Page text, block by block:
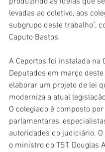
levadas ao coletivo, aos
subgrupo deste trabalho”,
Caputo Bastos.
A Ceportos foi instalada na
Deputados em março
elaborar um projeto de lei
moderniza a atual
O colegiado é composto por
parlamentares,
autoridades do judiciário.
o ministro do TST, Douglas